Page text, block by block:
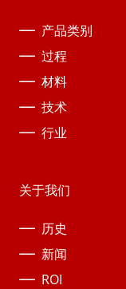
产品类别
过程
材料
技术
行业
关于我们
历史
新闻
ROI